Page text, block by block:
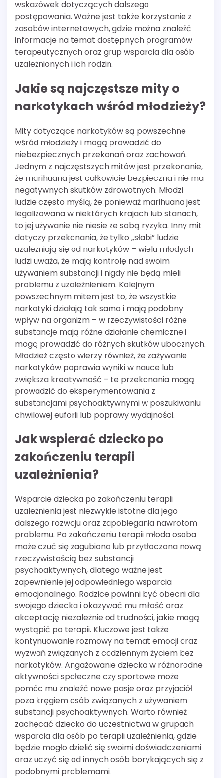
wskazówek dotyczących dalszego
postępowania. Ważne jest także korzystanie z
zasobów internetowych, gdzie można znaleźć
informacje na temat dostępnych programów
terapeutycznych oraz grup wsparcia dla osób
uzależnionych i ich rodzin.
Jakie są najczęstsze mity o
narkotykach wśród młodzieży?
Mity dotyczące narkotyków są powszechne
wśród młodzieży i mogą prowadzić do
niebezpiecznych przekonań oraz zachowań.
Jednym z najczęstszych mitów jest przekonanie,
że marihuana jest całkowicie bezpieczna i nie ma
negatywnych skutków zdrowotnych. Młodzi
ludzie często myślą, że ponieważ marihuana jest
legalizowana w niektórych krajach lub stanach,
to jej używanie nie niesie ze sobą ryzyka. Inny mit
dotyczy przekonania, że tylko „słabi” ludzie
uzależniają się od narkotyków – wielu młodych
ludzi uważa, że mają kontrolę nad swoim
używaniem substancji i nigdy nie będą mieli
problemu z uzależnieniem. Kolejnym
powszechnym mitem jest to, że wszystkie
narkotyki działają tak samo i mają podobny
wpływ na organizm – w rzeczywistości różne
substancje mają różne działanie chemiczne i
mogą prowadzić do różnych skutków ubocznych.
Młodzież często wierzy również, że zażywanie
narkotyków poprawia wyniki w nauce lub
zwiększa kreatywność – te przekonania mogą
prowadzić do eksperymentowania z
substancjami psychoaktywnymi w poszukiwaniu
chwilowej euforii lub poprawy wydajności.
Jak wspierać dziecko po
zakończeniu terapii
uzależnienia?
Wsparcie dziecka po zakończeniu terapii
uzależnienia jest niezwykle istotne dla jego
dalszego rozwoju oraz zapobiegania nawrotom
problemu. Po zakończeniu terapii młoda osoba
może czuć się zagubiona lub przytłoczona nową
rzeczywistością bez substancji
psychoaktywnych, dlatego ważne jest
zapewnienie jej odpowiedniego wsparcia
emocjonalnego. Rodzice powinni być obecni dla
swojego dziecka i okazywać mu miłość oraz
akceptację niezależnie od trudności, jakie mogą
wystąpić po terapii. Kluczowe jest także
kontynuowanie rozmowy na temat emocji oraz
wyzwań związanych z codziennym życiem bez
narkotyków. Angażowanie dziecka w różnorodne
aktywności społeczne czy sportowe może
pomóc mu znaleźć nowe pasje oraz przyjaciół
poza kręgiem osób związanych z używaniem
substancji psychoaktywnych. Warto również
zachęcać dziecko do uczestnictwa w grupach
wsparcia dla osób po terapii uzależnienia, gdzie
będzie mogło dzielić się swoimi doświadczeniami
oraz uczyć się od innych osób borykających się z
podobnymi problemami.